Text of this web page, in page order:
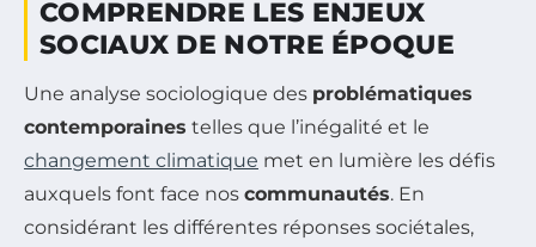
COMPRENDRE LES ENJEUX
SOCIAUX DE NOTRE ÉPOQUE
Une analyse sociologique des problématiques
contemporaines telles que l’inégalité et le
changement climatique met en lumière les défis
auxquels font face nos communautés. En
considérant les différentes réponses sociétales,